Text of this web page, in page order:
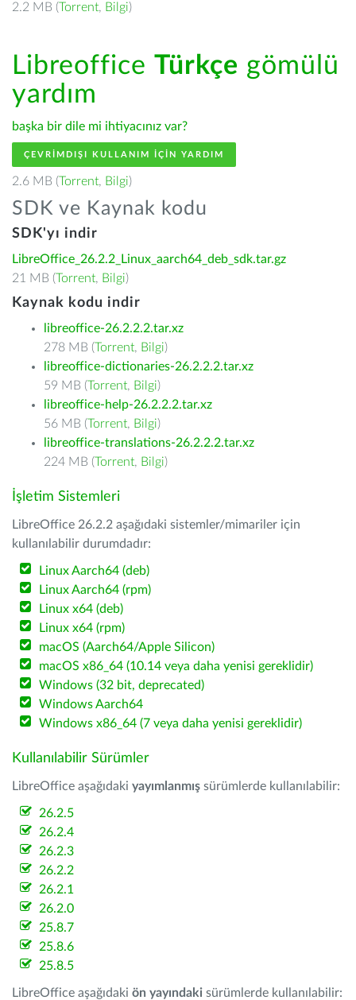
2.2 MB (Torrent, Bilgi)
Libreoffice Türkçe gömülü
yardım
başka bir dile mi ihtiyacınız var?
ÇEVRIMDIŞI KULLANIM IÇIN YARDIM
2.6 MB (Torrent, Bilgi)
SDK ve Kaynak kodu
SDK'yı indir
LibreOffice_26.2.2_Linux_aarch64_deb_sdk.tar.gz
21 MB (Torrent, Bilgi)
Kaynak kodu indir
libreoffice-26.2.2.2.tar.xz
278 MB (Torrent, Bilgi)
libreoffice-dictionaries-26.2.2.2.tar.xz
59 MB (Torrent, Bilgi)
libreoffice-help-26.2.2.2.tar.xz
56 MB (Torrent, Bilgi)
libreoffice-translations-26.2.2.2.tar.xz
224 MB (Torrent, Bilgi)
İşletim Sistemleri
LibreOffice 26.2.2 aşağıdaki sistemler/mimariler için
kullanılabilir durumdadır:
Linux Aarch64 (deb)
Linux Aarch64 (rpm)
Linux x64 (deb)
Linux x64 (rpm)
macOS (Aarch64/Apple Silicon)
macOS x86_64 (10.14 veya daha yenisi gereklidir)
Windows (32 bit, deprecated)
Windows Aarch64
Windows x86_64 (7 veya daha yenisi gereklidir)
Kullanılabilir Sürümler
LibreOffice aşağıdaki yayımlanmış sürümlerde kullanılabilir:
26.2.5
26.2.4
26.2.3
26.2.2
26.2.1
26.2.0
25.8.7
25.8.6
25.8.5
LibreOffice aşağıdaki ön yayındaki sürümlerde kullanılabilir: